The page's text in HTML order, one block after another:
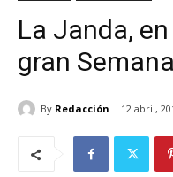
La Janda,
gran
By Redacción 12 abril,